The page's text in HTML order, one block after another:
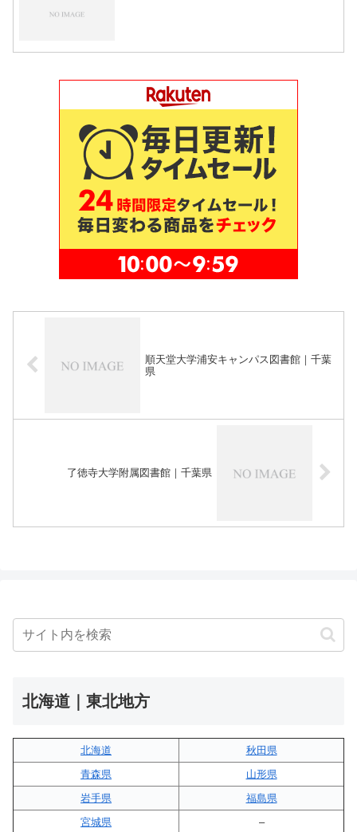
順天堂大学浦安キャンパス図書館｜千葉
県
了徳寺大学附属図書館｜千葉県
北海道｜東北地方
北海道
秋田県
青森県
山形県
岩手県
福島県
宮城県
–